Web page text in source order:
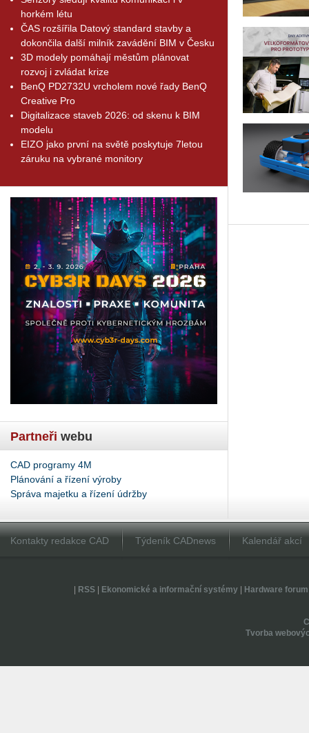
horkém létu
ČAS rozšířila Datový standard stavby a
dokončila další milník zavádění BIM v Česku
3D modely pomáhají městům plánovat
rozvoj i zvládat krize
BenQ PD2732U vrcholem nové řady BenQ
Creative Pro
Digitalizace staveb 2026: od skenu k BIM
modelu
EIZO jako první na světě poskytuje 7letou
záruku na vybrané monitory
Partneři webu
CAD programy 4M
Plánování a řízení výroby
Správa majetku a řízení údržby
Kontakty redakce CAD Týdeník CADnews Kalendář akcí
RSS| Ekonomické a informační systémy| Hardware forum
Tvorba